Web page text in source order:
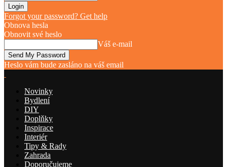
Forgot your password? Get help
Obnova hesla
Obnovit své heslo
Váš e-mail
Heslo vám bude zasláno na váš email
Novinky
Bydlení
DIY
Doplňky
Inspirace
Interiér
Tipy & Rady
Zahrada
Doporučujeme